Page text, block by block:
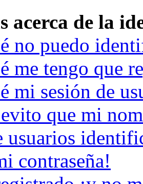
acerca de la
no puedo
me tengo que
mi sesión de
que mi
usuarios
contraseña!